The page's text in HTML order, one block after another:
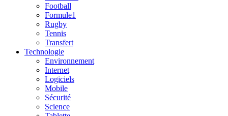
Football
Formule1
Rugby
Tennis
Transfert
Technologie
Environnement
Internet
Logiciels
Mobile
Sécurité
Science